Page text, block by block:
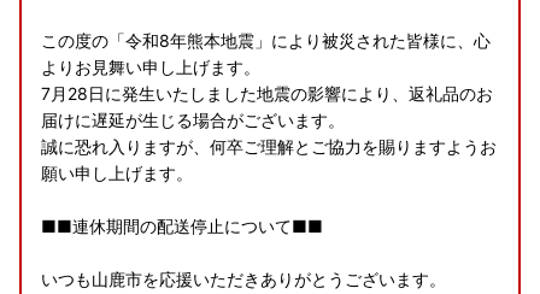
この度の「令和8年熊本地震」により被災された皆様に、心
よりお見舞い申し上げます。
7月28日に発生いたしました地震の影響により、返礼品のお
届けに遅延が生じる場合がございます。
誠に恐れ入りますが、何卒ご理解とご協力を賜りますようお
願い申し上げます。
■■連休期間の配送停止について■■
いつも山鹿市を応援いただきありがとうございます。